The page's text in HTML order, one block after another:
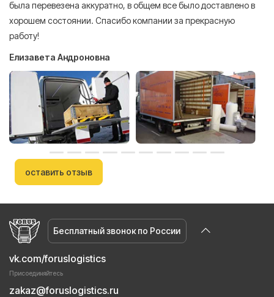
была перевезена аккуратно, в общем все было доставлено в
хорошем состоянии. Спасибо компании за прекрасную
работу!
Елизавета Андроновна
оставить отзыв
Бесплатный звонок по России
vk.com/foruslogistics
Присоединяйтесь
zakaz@foruslogistics.ru